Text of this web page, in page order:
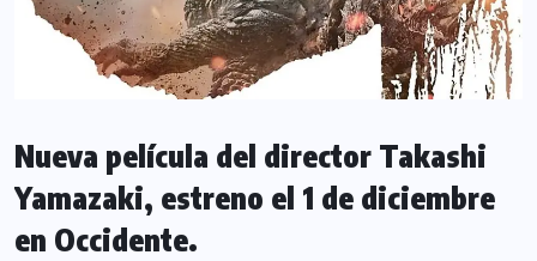
Nueva película del director Takashi
Yamazaki, estreno el 1 de diciembre
en Occidente.